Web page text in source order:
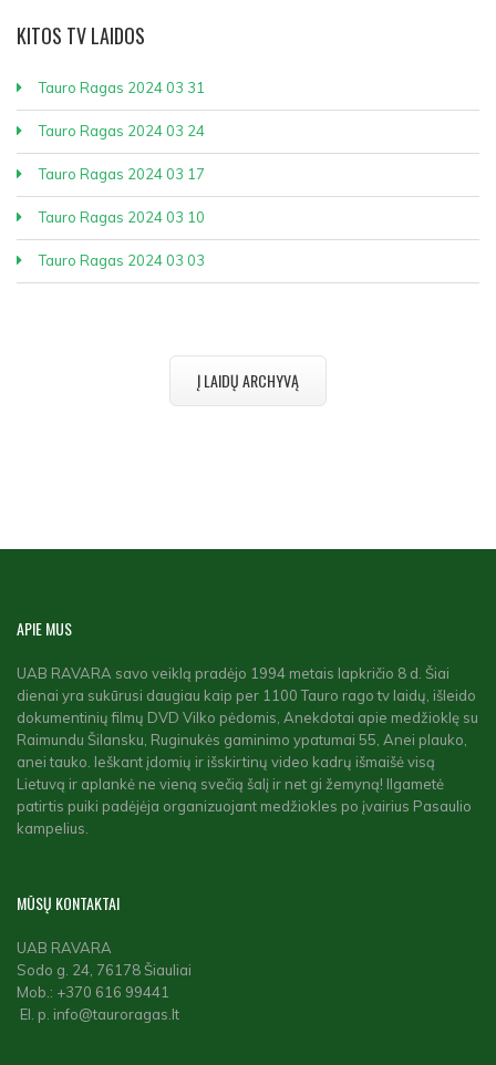
KITOS TV LAIDOS
Tauro Ragas 2024 03 31
Tauro Ragas 2024 03 24
Tauro Ragas 2024 03 17
Tauro Ragas 2024 03 10
Tauro Ragas 2024 03 03
Į LAIDŲ ARCHYVĄ
APIEMUS
UAB RAVARA savo veiklą pradėjo 1994 metais lapkričio 8 d. Šiai
dienai yra sukūrusi daugiau kaip per 1100 Tauro rago tv laidų, išleido
dokumentinių filmų DVD Vilko pėdomis, Anekdotai apie medžioklę su
Raimundu Šilansku, Ruginukės gaminimo ypatumai 55, Anei plauko,
anei tauko. Ieškant įdomių ir išskirtinų video kadrų išmaišė visą
Lietuvą ir aplankė ne vieną svečią šalį ir net gi žemyną! Ilgametė
patirtis puiki padėjėja organizuojant medžiokles po įvairius Pasaulio
kampelius.
MŪSŲ KONTAKTAI
UAB RAVARA
Sodo g. 24, 76178 Šiauliai
Mob.: +370 616 99441
El. p. info@tauroragas.lt